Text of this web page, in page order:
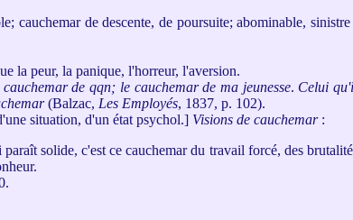
cauchemar de descente, de poursuite; abominable,
la peur, la panique, l'horreur, l'aversion.
de qqn; le cauchemar de ma jeunesse. Celui
(Balzac, Les Employés, 1837, p. 102).
situation, d'un état psychol.] Visions de cauchemar:
solide, c'est ce cauchemar du travail forcé, des